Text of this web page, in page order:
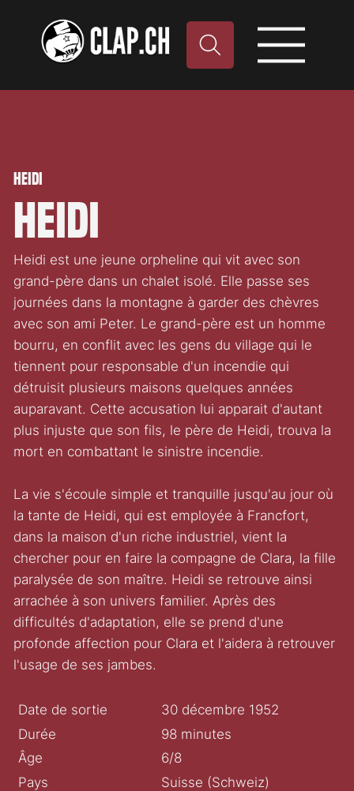
Heidi
Heidi
Heidi est une jeune orpheline qui vit avec son
grand-père dans un chalet isolé. Elle passe ses
journées dans la montagne à garder des chèvres
avec son ami Peter. Le grand-père est un homme
bourru, en conflit avec les gens du village qui le
tiennent pour responsable d'un incendie qui
détruisit plusieurs maisons quelques années
auparavant. Cette accusation lui apparait d'autant
plus injuste que son fils, le père de Heidi, trouva la
mort en combattant le sinistre incendie.
La vie s'écoule simple et tranquille jusqu'au jour où
la tante de Heidi, qui est employée à Francfort,
dans la maison d'un riche industriel, vient la
chercher pour en faire la compagne de Clara, la fille
paralysée de son maître. Heidi se retrouve ainsi
arrachée à son univers familier. Après des
difficultés d'adaptation, elle se prend d'une
profonde affection pour Clara et l'aidera à retrouver
l'usage de ses jambes.
Date de sortie
30 décembre 1952
Durée
98 minutes
Âge
6/8
Pays
Suisse (Schweiz)